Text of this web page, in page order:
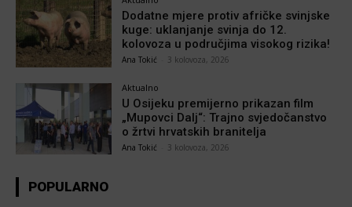
Dodatne mjere protiv afričke svinjske
kuge: uklanjanje svinja do 12.
kolovoza u područjima visokog rizika!
Ana Tokić 3 kolovoza, 2026
Aktualno
U Osijeku premijerno prikazan film
„Mupovci Dalj“: Trajno svjedočanstvo
o žrtvi hrvatskih branitelja
Ana Tokić 3 kolovoza, 2026
POPULARNO